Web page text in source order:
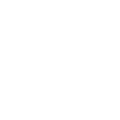
줄이고 쾌적하
이용 팁을 알려